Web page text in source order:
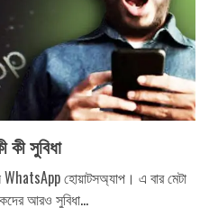
কী সুবিধা
হোয়াটসঅ্যাপ। এ বার মেটা
আরও সুবিধা...